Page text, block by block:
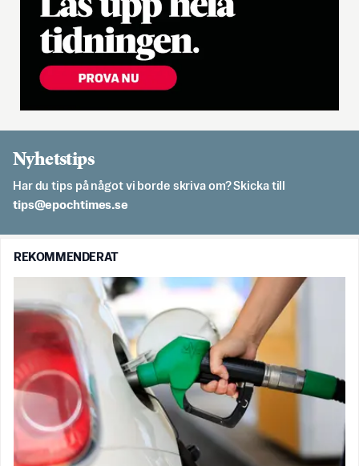
Nyhetstips
Har du tips på något vi borde skriva om? Skicka till
es.semithcope@spit
REKOMMENDERAT